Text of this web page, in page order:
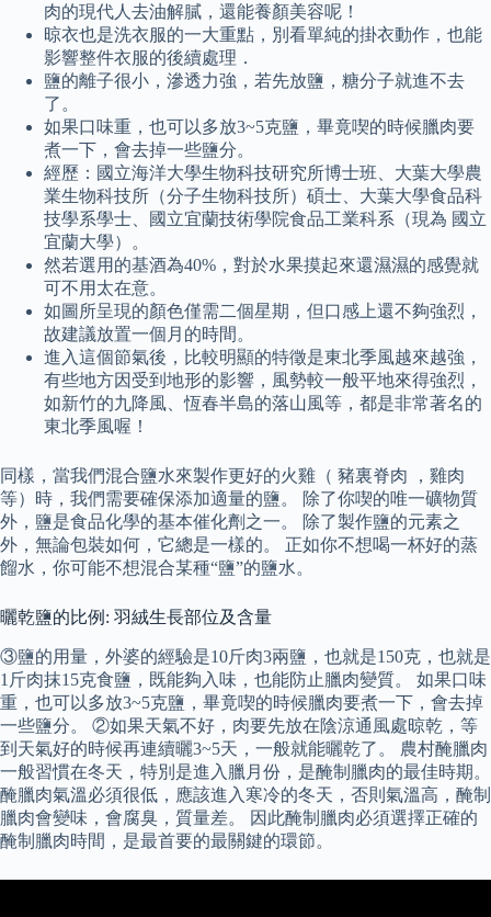
肉的現代人去油解膩，還能養顏美容呢！
晾衣也是洗衣服的一大重點，別看單純的掛衣動作，也能
影響整件衣服的後續處理．
鹽的離子很小，滲透力強，若先放鹽，糖分子就進不去
了。
如果口味重，也可以多放3~5克鹽，畢竟喫的時候臘肉要
煮一下，會去掉一些鹽分。
經歷：國立海洋大學生物科技研究所博士班、大葉大學農
業生物科技所（分子生物科技所）碩士、大葉大學食品科
技學系學士、國立宜蘭技術學院食品工業科系（現為 國立
宜蘭大學）。
然若選用的基酒為40%，對於水果摸起來還濕濕的感覺就
可不用太在意。
如圖所呈現的顏色僅需二個星期，但口感上還不夠強烈，
故建議放置一個月的時間。
進入這個節氣後，比較明顯的特徵是東北季風越來越強，
有些地方因受到地形的影響，風勢較一般平地來得強烈，
如新竹的九降風、恆春半島的落山風等，都是非常著名的
東北季風喔！
同樣，當我們混合鹽水來製作更好的火雞（ 豬裏脊肉 ，雞肉
等）時，我們需要確保添加適量的鹽。 除了你喫的唯一礦物質
外，鹽是食品化學的基本催化劑之一。 除了製作鹽的元素之
外，無論包裝如何，它總是一樣的。 正如你不想喝一杯好的蒸
餾水，你可能不想混合某種“鹽”的鹽水。
曬乾鹽的比例: 羽絨生長部位及含量
③鹽的用量，外婆的經驗是10斤肉3兩鹽，也就是150克，也就是
1斤肉抹15克食鹽，既能夠入味，也能防止臘肉變質。 如果口味
重，也可以多放3~5克鹽，畢竟喫的時候臘肉要煮一下，會去掉
一些鹽分。 ②如果天氣不好，肉要先放在陰涼通風處晾乾，等
到天氣好的時候再連續曬3~5天，一般就能曬乾了。 農村醃臘肉
一般習慣在冬天，特別是進入臘月份，是醃制臘肉的最佳時期。
醃臘肉氣溫必須很低，應該進入寒冷的冬天，否則氣溫高，醃制
臘肉會變味，會腐臭，質量差。 因此醃制臘肉必須選擇正確的
醃制臘肉時間，是最首要的最關鍵的環節。